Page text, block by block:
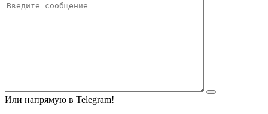
Или напрямую в Telegram!